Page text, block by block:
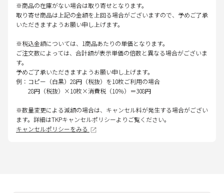
※商品の在庫がない場合は取り寄せとなります。
取り寄せ商品は上記の金額を上回る場合がございますので、予めご了承
いただきますようお願い申し上げます。
※税込金額については、1商品あたりの単価となります。
ご注文数によっては、合計額が表示単価の倍数と異なる場合がございま
す。
予めご了承いただきますようお願い申し上げます。
例：コピー（白黒）28円（税抜）を10枚ご利用の場合
28円（税抜）×10枚×消費税（10％）＝308円
※数量変更による減額の場合は、キャンセル料が発生する場合がござい
ます。詳細はTKPキャンセルポリシーよりご覧ください。
キャンセルポリシーをみる